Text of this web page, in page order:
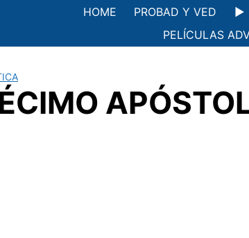
HOME PROBAD Y VED ▶️
PELÍCULAS